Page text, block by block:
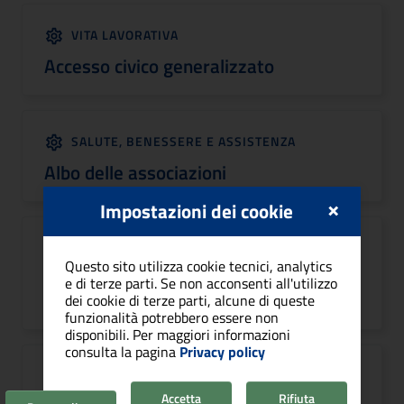
VITA LAVORATIVA
Accesso civico generalizzato
SALUTE, BENESSERE E ASSISTENZA
Albo delle associazioni
Esercitare i propri diritti in materia di
protezione dei dati personali
×
Impostazioni dei cookie
Questo sito utilizza cookie tecnici, analytics
e di terze parti. Se non acconsenti all'utilizzo
dei cookie di terze parti, alcune di queste
funzionalità potrebbero essere non
disponibili. Per maggiori informazioni
consulta la pagina Privacy policy
Accetta
Rifiuta